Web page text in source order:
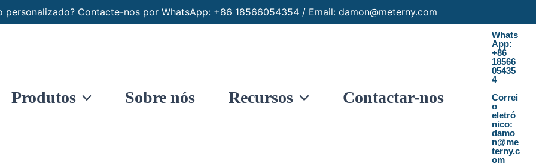
personalizado? Contacte-nos por WhatsApp: +86 18566054354 / Email: damon@meterny.com
Produtos Sobre nós Recursos Contactar-nos
Whats
App:
+86
18566
05435
4
Correi
o
eletró
nico:
damo
n@me
terny.c
om